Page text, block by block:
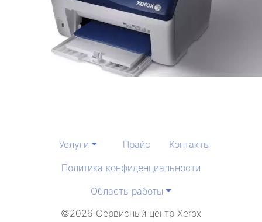
Услуги Прайс
Контакты
Политика конфиденциальности
Область работы
©2026 Сервисный центр Xerox